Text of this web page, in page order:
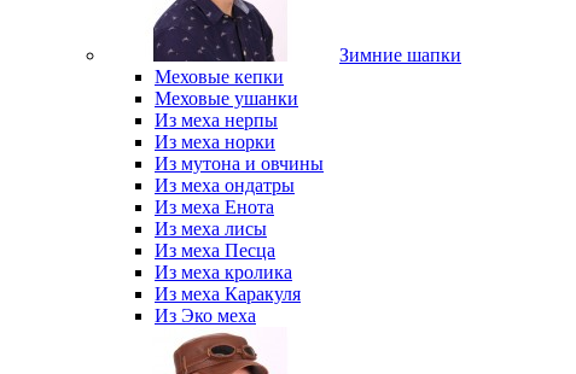
Зимние шапки
Меховые кепки
Меховые ушанки
Из меха нерпы
Из меха норки
Из мутона и овчины
Из меха ондатры
Из меха Енота
Из меха лисы
Из меха Песца
Из меха кролика
Из меха Каракуля
Из Эко меха